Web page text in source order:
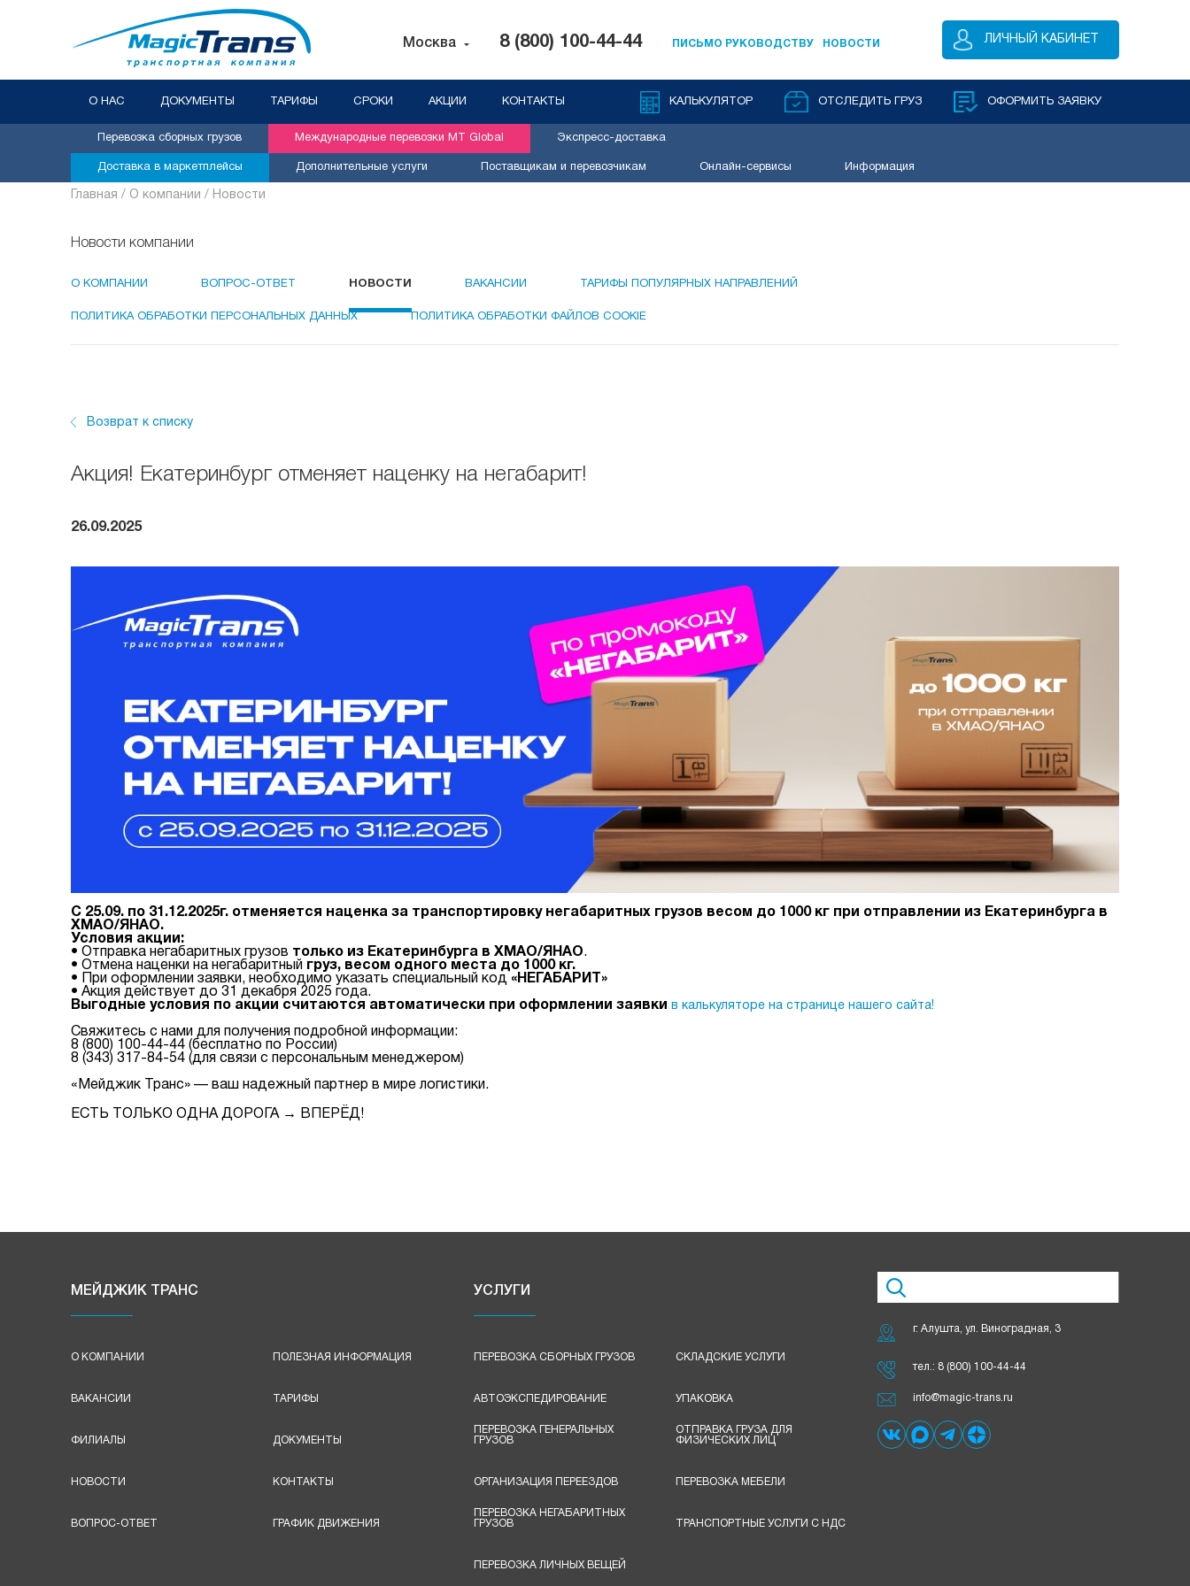
Москва 8 (800) 100-44-44 ПИСЬМО РУКОВОДСТВУ НОВОСТИ ЛИЧНЫЙ КАБИНЕТ
О НАС ДОКУМЕНТЫ ТАРИФЫ СРОКИ АКЦИИ КОНТАКТЫ КАЛЬКУЛЯТОР ОТСЛЕДИТЬ ГРУЗ ОФОРМИТЬ ЗАЯВКУ
Перевозка сборных грузов Международные перевозки MT Global Экспресс-доставка
Доставка в маркетплейсы Дополнительные услуги Поставщикам и перевозчикам Онлайн-сервисы Информация
Главная / О компании / Новости
Новости компании
О КОМПАНИИ ВОПРОС-ОТВЕТ НОВОСТИ ВАКАНСИИ ТАРИФЫ ПОПУЛЯРНЫХ НАПРАВЛЕНИЙ
ПОЛИТИКА ОБРАБОТКИ ПЕРСОНАЛЬНЫХ ДАННЫХ ПОЛИТИКА ОБРАБОТКИ ФАЙЛОВ COOKIE
Возврат к списку
Акция! Екатеринбург отменяет наценку на негабарит!
26.09.2025
С 25.09. по 31.12.2025г. отменяется наценка за транспортировку негабаритных грузов весом до 1000 кг при отправлении из Екатеринбурга в
ХМАО/ЯНАО.
Условия акции:
• Отправка негабаритных грузов только из Екатеринбурга в ХМАО/ЯНАО.
• Отмена наценки на негабаритный
груз, весом одного места до 1000 кг.
• При оформлении заявки, необходимо указать специальный код «НЕГАБАРИТ»
• Акция действует до 31 декабря 2025 года.
Выгодные условия по акции считаются автоматически при оформлении заявки
в калькуляторе на странице нашего сайта!
Свяжитесь с нами для получения подробной информации:
8 (800) 100-44-44 (бесплатно по России)
8 (343) 317-84-54 (для связи с персональным менеджером)
«Мейджик Транс» — ваш надежный партнер в мире логистики.
ЕСТЬ ТОЛЬКО ОДНА ДОРОГА → ВПЕРЁД!
МЕЙДЖИК ТРАНС
О КОМПАНИИ
ВАКАНСИИ
ФИЛИАЛЫ
НОВОСТИ
ВОПРОС-ОТВЕТ
ПОЛЕЗНАЯ ИНФОРМАЦИЯ
ТАРИФЫ
ДОКУМЕНТЫ
КОНТАКТЫ
ГРАФИК ДВИЖЕНИЯ
УСЛУГИ
ПЕРЕВОЗКА СБОРНЫХ ГРУЗОВ
АВТОЭКСПЕДИРОВАНИЕ
ПЕРЕВОЗКА ГЕНЕРАЛЬНЫХ
ГРУЗОВ
ОРГАНИЗАЦИЯ ПЕРЕЕЗДОВ
ПЕРЕВОЗКА НЕГАБАРИТНЫХ
ГРУЗОВ
ПЕРЕВОЗКА ЛИЧНЫХ ВЕЩЕЙ
СКЛАДСКИЕ УСЛУГИ
УПАКОВКА
ОТПРАВКА ГРУЗА ДЛЯ
ФИЗИЧЕСКИХ ЛИЦ
ПЕРЕВОЗКА МЕБЕЛИ
ТРАНСПОРТНЫЕ УСЛУГИ С НДС
г. Алушта, ул. Виноградная, 3
тел.: 8 (800) 100-44-44
info@magic-trans.ru